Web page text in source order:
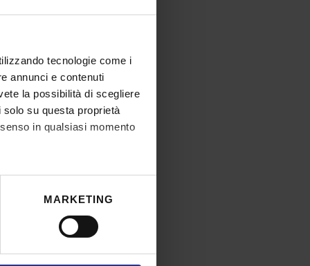
tecnologie come i
annunci e contenuti
la possibilità di scegliere
su questa proprietà
in qualsiasi momento
metro,
dettagli . Puoi
MARKETING